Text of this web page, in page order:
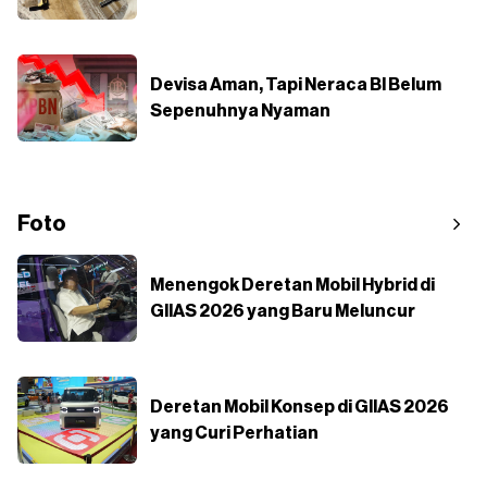
Devisa Aman, Tapi Neraca BI Belum
Sepenuhnya Nyaman
Foto
Menengok Deretan Mobil Hybrid di
GIIAS 2026 yang Baru Meluncur
Deretan Mobil Konsep di GIIAS 2026
yang Curi Perhatian